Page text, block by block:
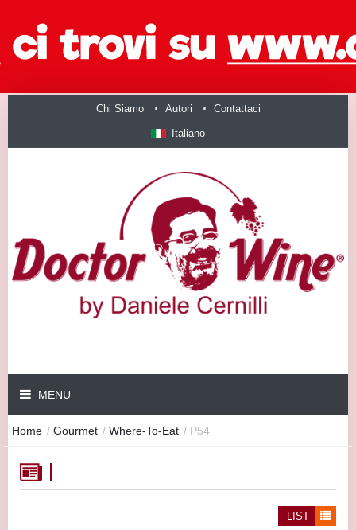
Chi Siamo Autori Contattaci
Italiano
MENU
Home / Gourmet / Where-To-Eat / P54
LIST